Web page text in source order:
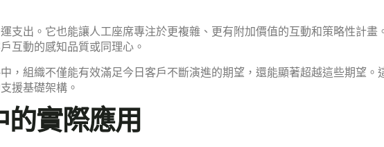
支出。它也能讓人工座席專注於更複雜、更有附加價值的互動和策略性計畫
互動的感知品質或同理心。
，組織不僅能有效滿足今日客戶不斷演進的期望，還能顯著超越這些期望。
援基礎架構。
的實際應用